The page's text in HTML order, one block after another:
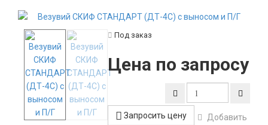
Под заказ
Цена по запросу
Запросить цену
Добавить